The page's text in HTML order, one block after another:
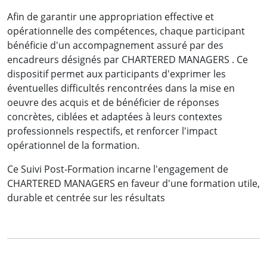
Afin de garantir une appropriation effective et
opérationnelle des compétences, chaque participant
bénéficie d'un accompagnement assuré par des
encadreurs désignés par CHARTERED MANAGERS . Ce
dispositif permet aux participants d'exprimer les
éventuelles difficultés rencontrées dans la mise en
oeuvre des acquis et de bénéficier de réponses
concrètes, ciblées et adaptées à leurs contextes
professionnels respectifs, et renforcer l'impact
opérationnel de la formation.
Ce Suivi Post-Formation incarne l'engagement de
CHARTERED MANAGERS en faveur d'une formation utile,
durable et centrée sur les résultats